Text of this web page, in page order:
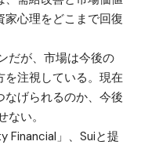
家心理をどこまで回復
だが、市場は今後の
注視している。現在
げられるのか、今後
い。
Financial」、Suiと提